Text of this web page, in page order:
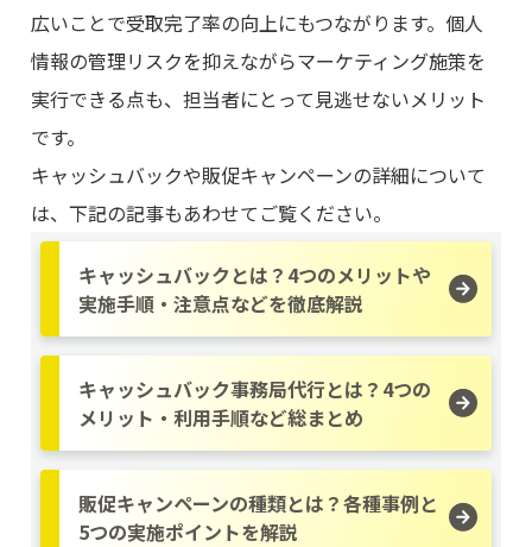
広いことで受取完了率の向上にもつながります。個人
情報の管理リスクを抑えながらマーケティング施策を
実行できる点も、担当者にとって見逃せないメリット
です。
キャッシュバックや販促キャンペーンの詳細について
は、下記の記事もあわせてご覧ください。
キャッシュバックとは？4つのメリットや
実施手順・注意点などを徹底解説
キャッシュバック事務局代行とは？4つの
メリット・利用手順など総まとめ
販促キャンペーンの種類とは？各種事例と
5つの実施ポイントを解説